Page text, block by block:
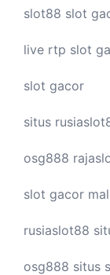
slot88 slot
live rtp slot
slot gacor
situs
osg888
slot gacor
rusiaslot88
osg888 situs